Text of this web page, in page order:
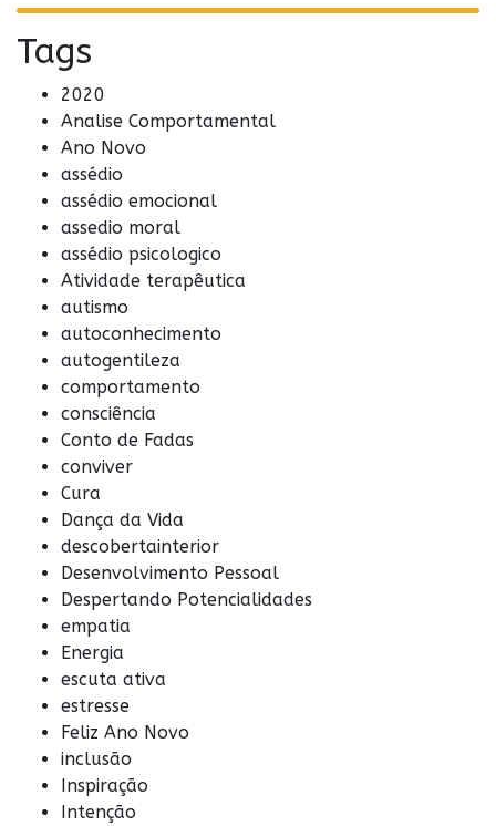
Tags
2020
Analise Comportamental
Ano Novo
assédio
assédio emocional
assedio moral
assédio psicologico
Atividade terapêutica
autismo
autoconhecimento
autogentileza
comportamento
consciência
Conto de Fadas
conviver
Cura
Dança da Vida
descobertainterior
Desenvolvimento Pessoal
Despertando Potencialidades
empatia
Energia
escuta ativa
estresse
Feliz Ano Novo
inclusão
Inspiração
Intenção